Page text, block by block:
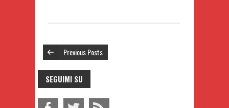
Previous Posts
SEGUIMI SU